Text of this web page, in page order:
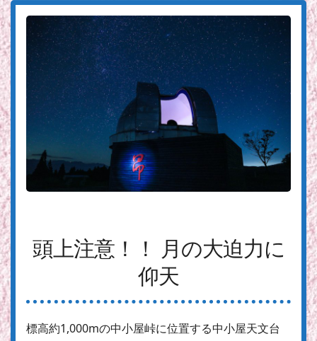
頭上注意！！ 月の大迫力に
仰天
標高約1,000mの中小屋峠に位置する中小屋天文台